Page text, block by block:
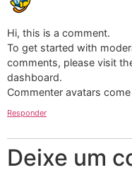
Hi, this is a comment.
To get started with
comments, please visit
dashboard.
Commenter avatars
Responder
Deixe um